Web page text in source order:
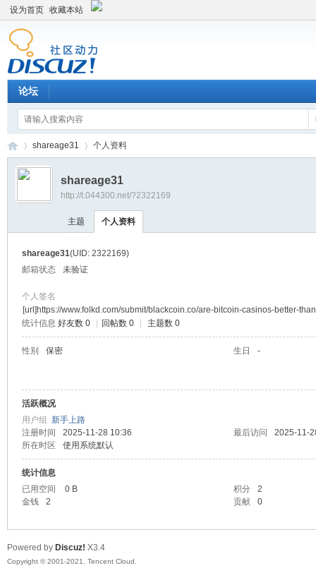
设为首页 收藏本站
论坛
›
shareage31 个人资料
shareage31
http://t.044300.net/?2322169
主题 个人资料
shareage31(UID: 2322169)
邮箱状态
未验证
个人签名
[url]https://www.folkd.com/submit/blackcoin.co/are-bitcoin-casinos-better-
统计信息 好友数 0 回帖数 0 主题数 0
性别 保密 生日 -
活跃概况
用户组 新手上路
注册时间
2025-11-28 10:36 最后访问
2025-11-
所在时区
使用系统默认
统计信息
已用空间
0 B 积分
2
金钱
2 贡献 0
Powered by Discuz! X3.4
Copyright © 2001-2021, Tencent Cloud.